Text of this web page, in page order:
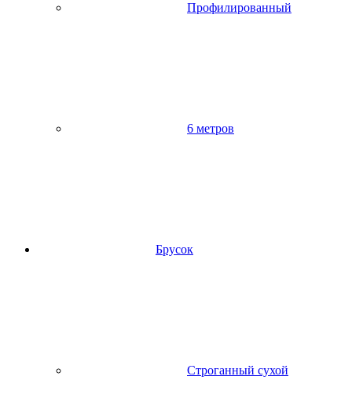
Профилированный
6 метров
Брусок
Строганный сухой